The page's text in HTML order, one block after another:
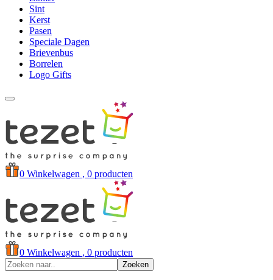
Sint
Kerst
Pasen
Speciale Dagen
Brievenbus
Borrelen
Logo Gifts
0 Winkelwagen , 0 producten
0 Winkelwagen , 0 producten
Zoeken